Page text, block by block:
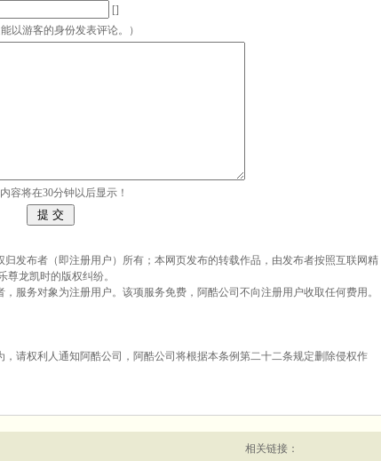
[]
以游客的身份发表评论。）
容将在30分钟以后显示！
发布者（即注册用户）所有；本网页发布的转载作品，由发布者按照互联网精
龙凯时的版权纠纷。
服务对象为注册用户。该项服务免费，阿酷公司不向注册用户收取任何费用。
请权利人通知阿酷公司，阿酷公司将根据本条例第二十二条规定删除侵权作
相关链接：